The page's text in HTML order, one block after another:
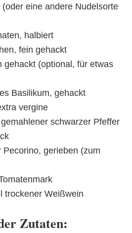
eine andere Nudelsorte
halbiert
fein gehackt
gehackt (optional, für etwas
Basilikum, gehackt
vergine
schwarzer Pfeffer
Pecorino, gerieben (zum
trockener Weißwein
Zutaten: